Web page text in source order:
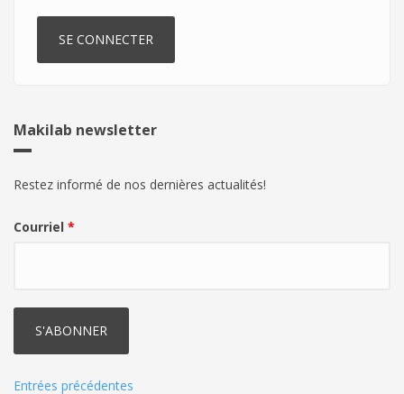
Makilab newsletter
Restez informé de nos dernières actualités!
Courriel *
Entrées précédentes